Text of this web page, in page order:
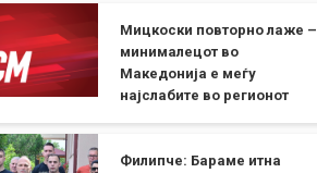
Мицкоски повторно лаже –
минималецот во
Македонија е меѓу
најслабите во регионот
Филипче: Бараме итна